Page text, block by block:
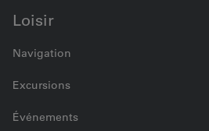
Loisir
Navigation
Excursions
Événements